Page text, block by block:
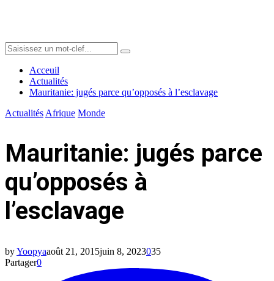
Search
for:
Search
Acceuil
Actualités
Mauritanie: jugés parce qu’opposés à l’esclavage
Actualités Afrique Monde
Mauritanie: jugés parce
qu’opposés à
l’esclavage
byYoopyaaoût 21, 2015juin 8, 2023035
Partager0